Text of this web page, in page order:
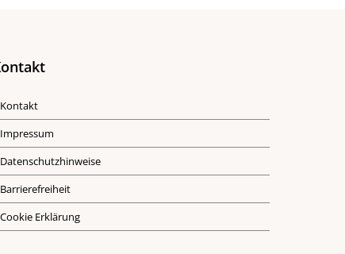
Kontakt
Impressum
Datenschutzhinweise
Barrierefreiheit
Cookie Erklärung